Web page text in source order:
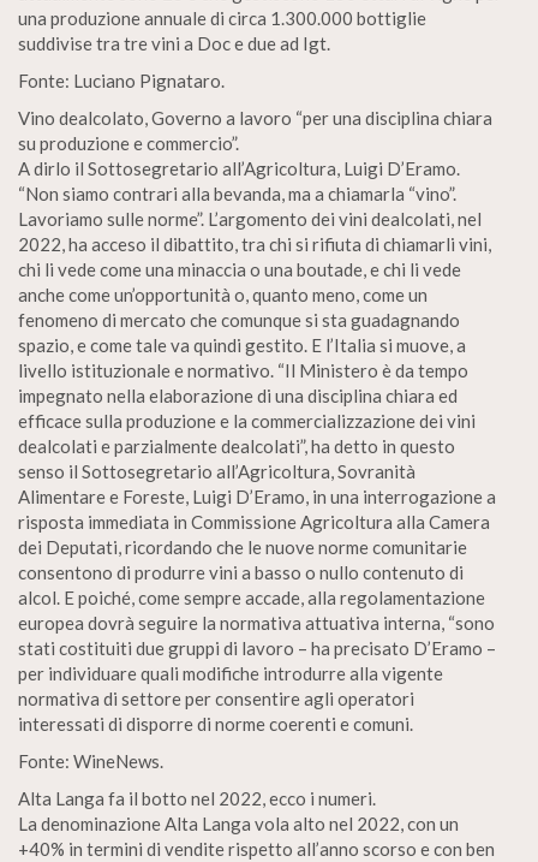
una produzione annuale di circa 1.300.000 bottiglie
suddivise tra tre vini a Doc e due ad Igt.
Fonte: Luciano Pignataro.
Vino dealcolato, Governo a lavoro “per una disciplina chiara
su produzione e commercio”.
A dirlo il Sottosegretario all’Agricoltura, Luigi D’Eramo.
“Non siamo contrari alla bevanda, ma a chiamarla “vino”.
Lavoriamo sulle norme”. L’argomento dei vini dealcolati, nel
2022, ha acceso il dibattito, tra chi si rifiuta di chiamarli vini,
chi li vede come una minaccia o una boutade, e chi li vede
anche come un’opportunità o, quanto meno, come un
fenomeno di mercato che comunque si sta guadagnando
spazio, e come tale va quindi gestito. E l’Italia si muove, a
livello istituzionale e normativo. “Il Ministero è da tempo
impegnato nella elaborazione di una disciplina chiara ed
efficace sulla produzione e la commercializzazione dei vini
dealcolati e parzialmente dealcolati”, ha detto in questo
senso il Sottosegretario all’Agricoltura, Sovranità
Alimentare e Foreste, Luigi D’Eramo, in una interrogazione a
risposta immediata in Commissione Agricoltura alla Camera
dei Deputati, ricordando che le nuove norme comunitarie
consentono di produrre vini a basso o nullo contenuto di
alcol. E poiché, come sempre accade, alla regolamentazione
europea dovrà seguire la normativa attuativa interna, “sono
stati costituiti due gruppi di lavoro – ha precisato D’Eramo –
per individuare quali modifiche introdurre alla vigente
normativa di settore per consentire agli operatori
interessati di disporre di norme coerenti e comuni.
Fonte: WineNews.
Alta Langa fa il botto nel 2022, ecco i numeri.
La denominazione Alta Langa vola alto nel 2022, con un
+40% in termini di vendite rispetto all’anno scorso e con ben